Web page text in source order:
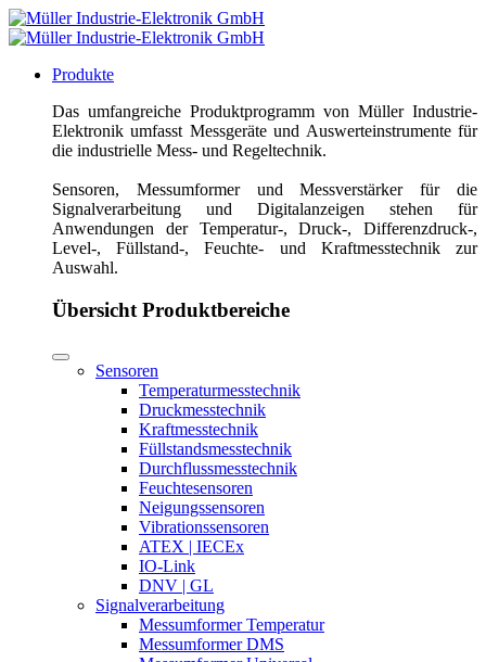
Produkte
Das umfangreiche Produktprogramm von Müller Industrie-
Elektronik umfasst Messgeräte und Auswerteinstrumente für
die industrielle Mess- und Regeltechnik.
Sensoren, Messumformer und Messverstärker für die
Signalverarbeitung und Digitalanzeigen stehen für
Anwendungen der Temperatur-, Druck-, Differenzdruck-,
Level-, Füllstand-, Feuchte- und Kraftmesstechnik zur
Auswahl.
Übersicht Produktbereiche
Sensoren
Temperaturmesstechnik
Druckmesstechnik
Kraftmesstechnik
Füllstandsmesstechnik
Durchflussmesstechnik
Feuchtesensoren
Neigungssensoren
Vibrationssensoren
ATEX | IECEx
IO-Link
DNV | GL
Signalverarbeitung
Messumformer Temperatur
Messumformer DMS